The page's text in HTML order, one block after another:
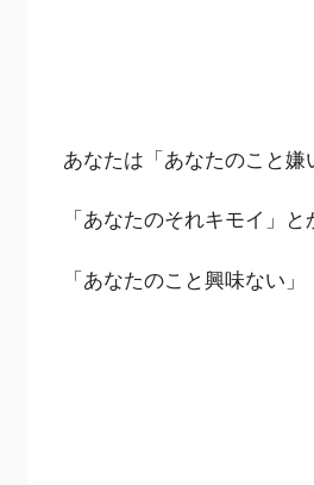
あなたは「あなたのこと嫌
「あなたのそれキモイ」と
「あなたのこと興味ない」